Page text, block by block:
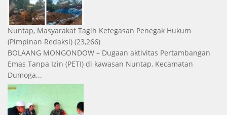
Nuntap, Masyarakat Tagih Ketegasan Penegak Hukum
(Pimpinan Redaksi) (23,266)
BOLAANG MONGONDOW – Dugaan aktivitas Pertambangan
Emas Tanpa Izin (PETI) di kawasan Nuntap, Kecamatan
Dumoga...